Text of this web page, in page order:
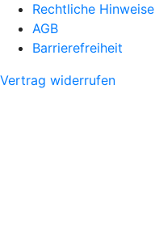
Rechtliche Hinweise
AGB
Barrierefreiheit
Vertrag widerrufen